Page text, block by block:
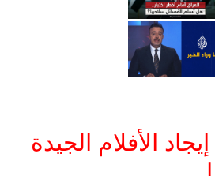
الأفلام الجيدة